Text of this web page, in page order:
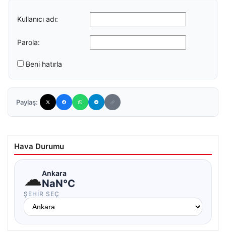
Kullanıcı adı:
Parola:
Beni hatırla
Paylaş:
Hava Durumu
☁Ankara
NaN°C
ŞEHIR SEÇ